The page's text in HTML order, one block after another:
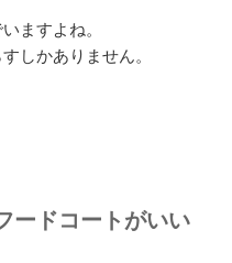
ますよね。
しかありません。
ードコートがいい